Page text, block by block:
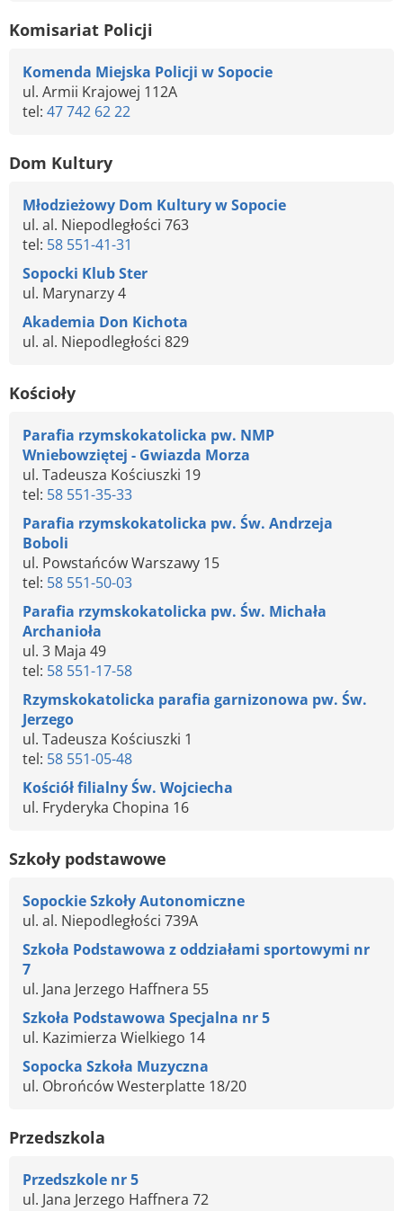
Komisariat Policji
Komenda Miejska Policji w Sopocie
ul. Armii Krajowej 112A
tel: 47 742 62 22
Dom Kultury
Młodzieżowy Dom Kultury w Sopocie
ul. al. Niepodległości 763
tel: 58 551-41-31
Sopocki Klub Ster
ul. Marynarzy 4
Akademia Don Kichota
ul. al. Niepodległości 829
Kościoły
Parafia rzymskokatolicka pw. NMP
Wniebowziętej - Gwiazda Morza
ul. Tadeusza Kościuszki 19
tel: 58 551-35-33
Parafia rzymskokatolicka pw. Św. Andrzeja
Boboli
ul. Powstańców Warszawy 15
tel: 58 551-50-03
Parafia rzymskokatolicka pw. Św. Michała
Archanioła
ul. 3 Maja 49
tel: 58 551-17-58
Rzymskokatolicka parafia garnizonowa pw. Św.
Jerzego
ul. Tadeusza Kościuszki 1
tel: 58 551-05-48
Kościół filialny Św. Wojciecha
ul. Fryderyka Chopina 16
Szkoły podstawowe
Sopockie Szkoły Autonomiczne
ul. al. Niepodległości 739A
Szkoła Podstawowa z oddziałami sportowymi nr
7
ul. Jana Jerzego Haffnera 55
Szkoła Podstawowa Specjalna nr 5
ul. Kazimierza Wielkiego 14
Sopocka Szkoła Muzyczna
ul. Obrońców Westerplatte 18/20
Przedszkola
Przedszkole nr 5
ul. Jana Jerzego Haffnera 72